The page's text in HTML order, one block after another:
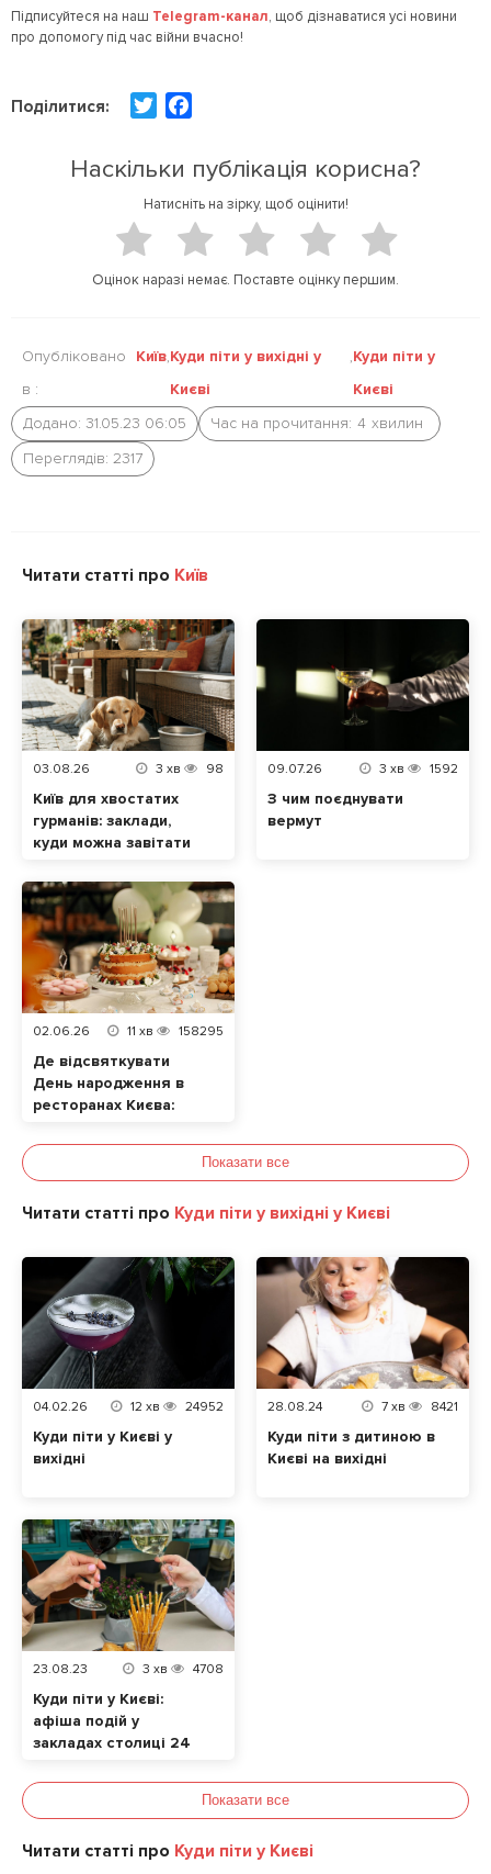
Підписуйтеся на наш Telegram-канал, щоб дізнаватися усі новини
про допомогу під час війни вчасно!
Поділитися:
t
b
o
k
Наскільки публікація корисна?
Натисніть на зірку, щоб оцінити!
Оцінок наразі немає. Поставте оцінку першим.
Опубліковано
в :
Київ,Куди піти у вихідні у
Києві
,Куди піти у
Києві
Додано: 31.05.23 06:05
Час на прочитання: 4 хвилин
Переглядів: 2317
Читати статті про Київ
03.08.26 3 хв 98
Київ для хвостатих
гурманів: заклади,
куди можна завітати
улюбленцем
09.07.26 3 хв 1592
З чим поєднувати
вермут
02.06.26 11 хв 158295
Де відсвяткувати
День народження в
ресторанах Києва:
Показати все
Читати статті про Куди піти у вихідні у Києві
04.02.26 12 хв 24952
Куди піти у Києві у
вихідні
28.08.24 7 хв 8421
Куди піти з дитиною в
Києві на вихідні
23.08.23 3 хв 4708
Куди піти у Києві:
афіша подій у
закладах столиці 24
Показати все
Читати статті про Куди піти у Києві